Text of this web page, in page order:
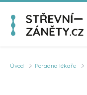
Úvod Poradna lékaře